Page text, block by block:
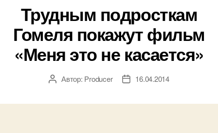
Трудным подросткам
Гомеля покажут фильм
«Меня это не касается»
АвторАвтор: Producer
Дата16.04.2014